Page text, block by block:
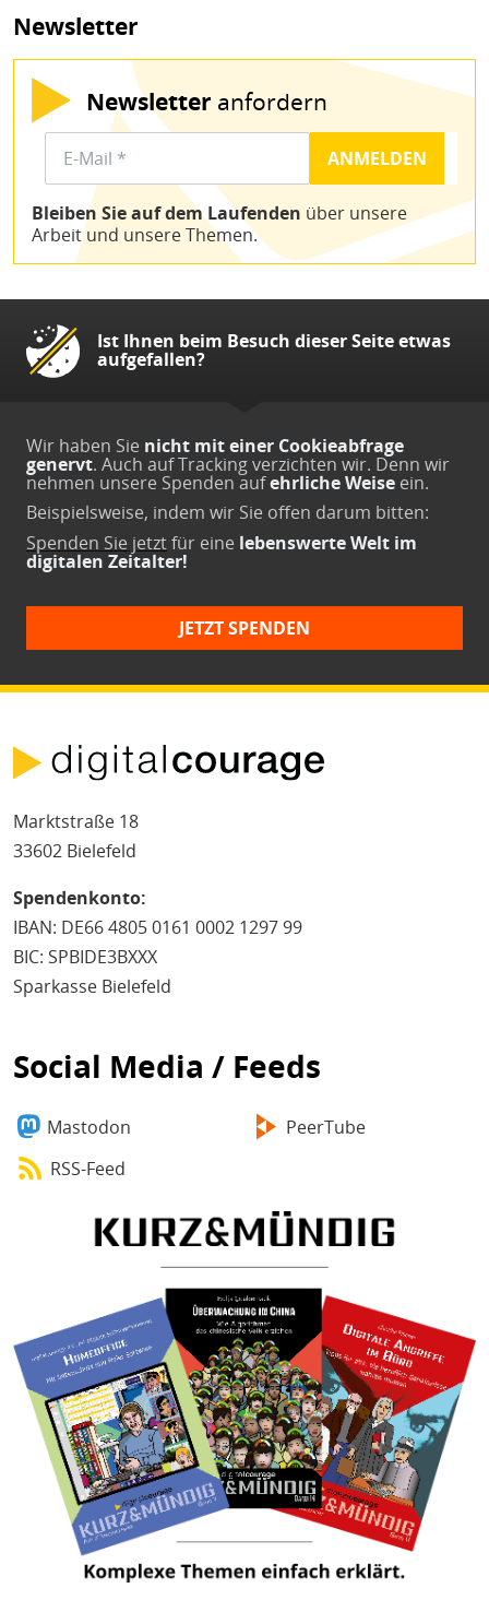
Newsletter
Newsletter anfordern
Bleiben Sie auf dem Laufenden über unsere
Arbeit und unsere Themen.
Ist Ihnen beim Besuch dieser Seite etwas
aufgefallen?
Wir haben Sie nicht mit einer Cookieabfrage
genervt. Auch auf Tracking verzichten wir. Denn wir
nehmen unsere Spenden aufehrliche Weise ein.
Beispielsweise, indem wir Sie offen darum bitten:
Spenden Sie jetztfür eine lebenswerte Welt im
digitalen Zeitalter!
JETZT SPENDEN
Marktstraße 18
33602 Bielefeld
Spendenkonto:
IBAN: DE66 4805 0161 0002 1297 99
BIC: SPBIDE3BXXX
Sparkasse Bielefeld
Social Media / Feeds
Mastodon
PeerTube
RSS-Feed